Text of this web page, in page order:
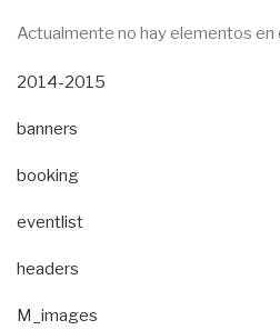
Actualmente no hay elementos en
2014-2015
banners
booking
eventlist
headers
M_images